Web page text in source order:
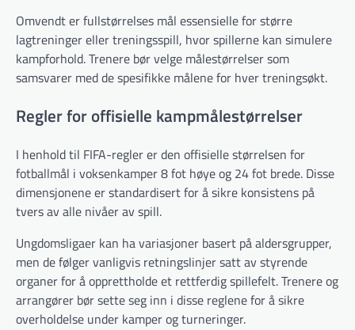
Omvendt er fullstørrelses mål essensielle for større
lagtreninger eller treningsspill, hvor spillerne kan simulere
kampforhold. Trenere bør velge målestørrelser som
samsvarer med de spesifikke målene for hver treningsøkt.
Regler for offisielle kampmålestørrelser
I henhold til FIFA-regler er den offisielle størrelsen for
fotballmål i voksenkamper 8 fot høye og 24 fot brede. Disse
dimensjonene er standardisert for å sikre konsistens på
tvers av alle nivåer av spill.
Ungdomsligaer kan ha variasjoner basert på aldersgrupper,
men de følger vanligvis retningslinjer satt av styrende
organer for å opprettholde et rettferdig spillefelt. Trenere og
arrangører bør sette seg inn i disse reglene for å sikre
overholdelse under kamper og turneringer.